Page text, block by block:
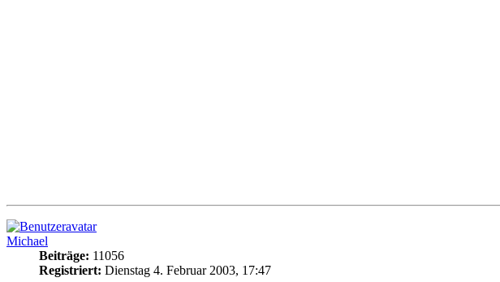
Michael
Beiträge: 11056
Registriert: Dienstag 4. Februar 2003, 17:47